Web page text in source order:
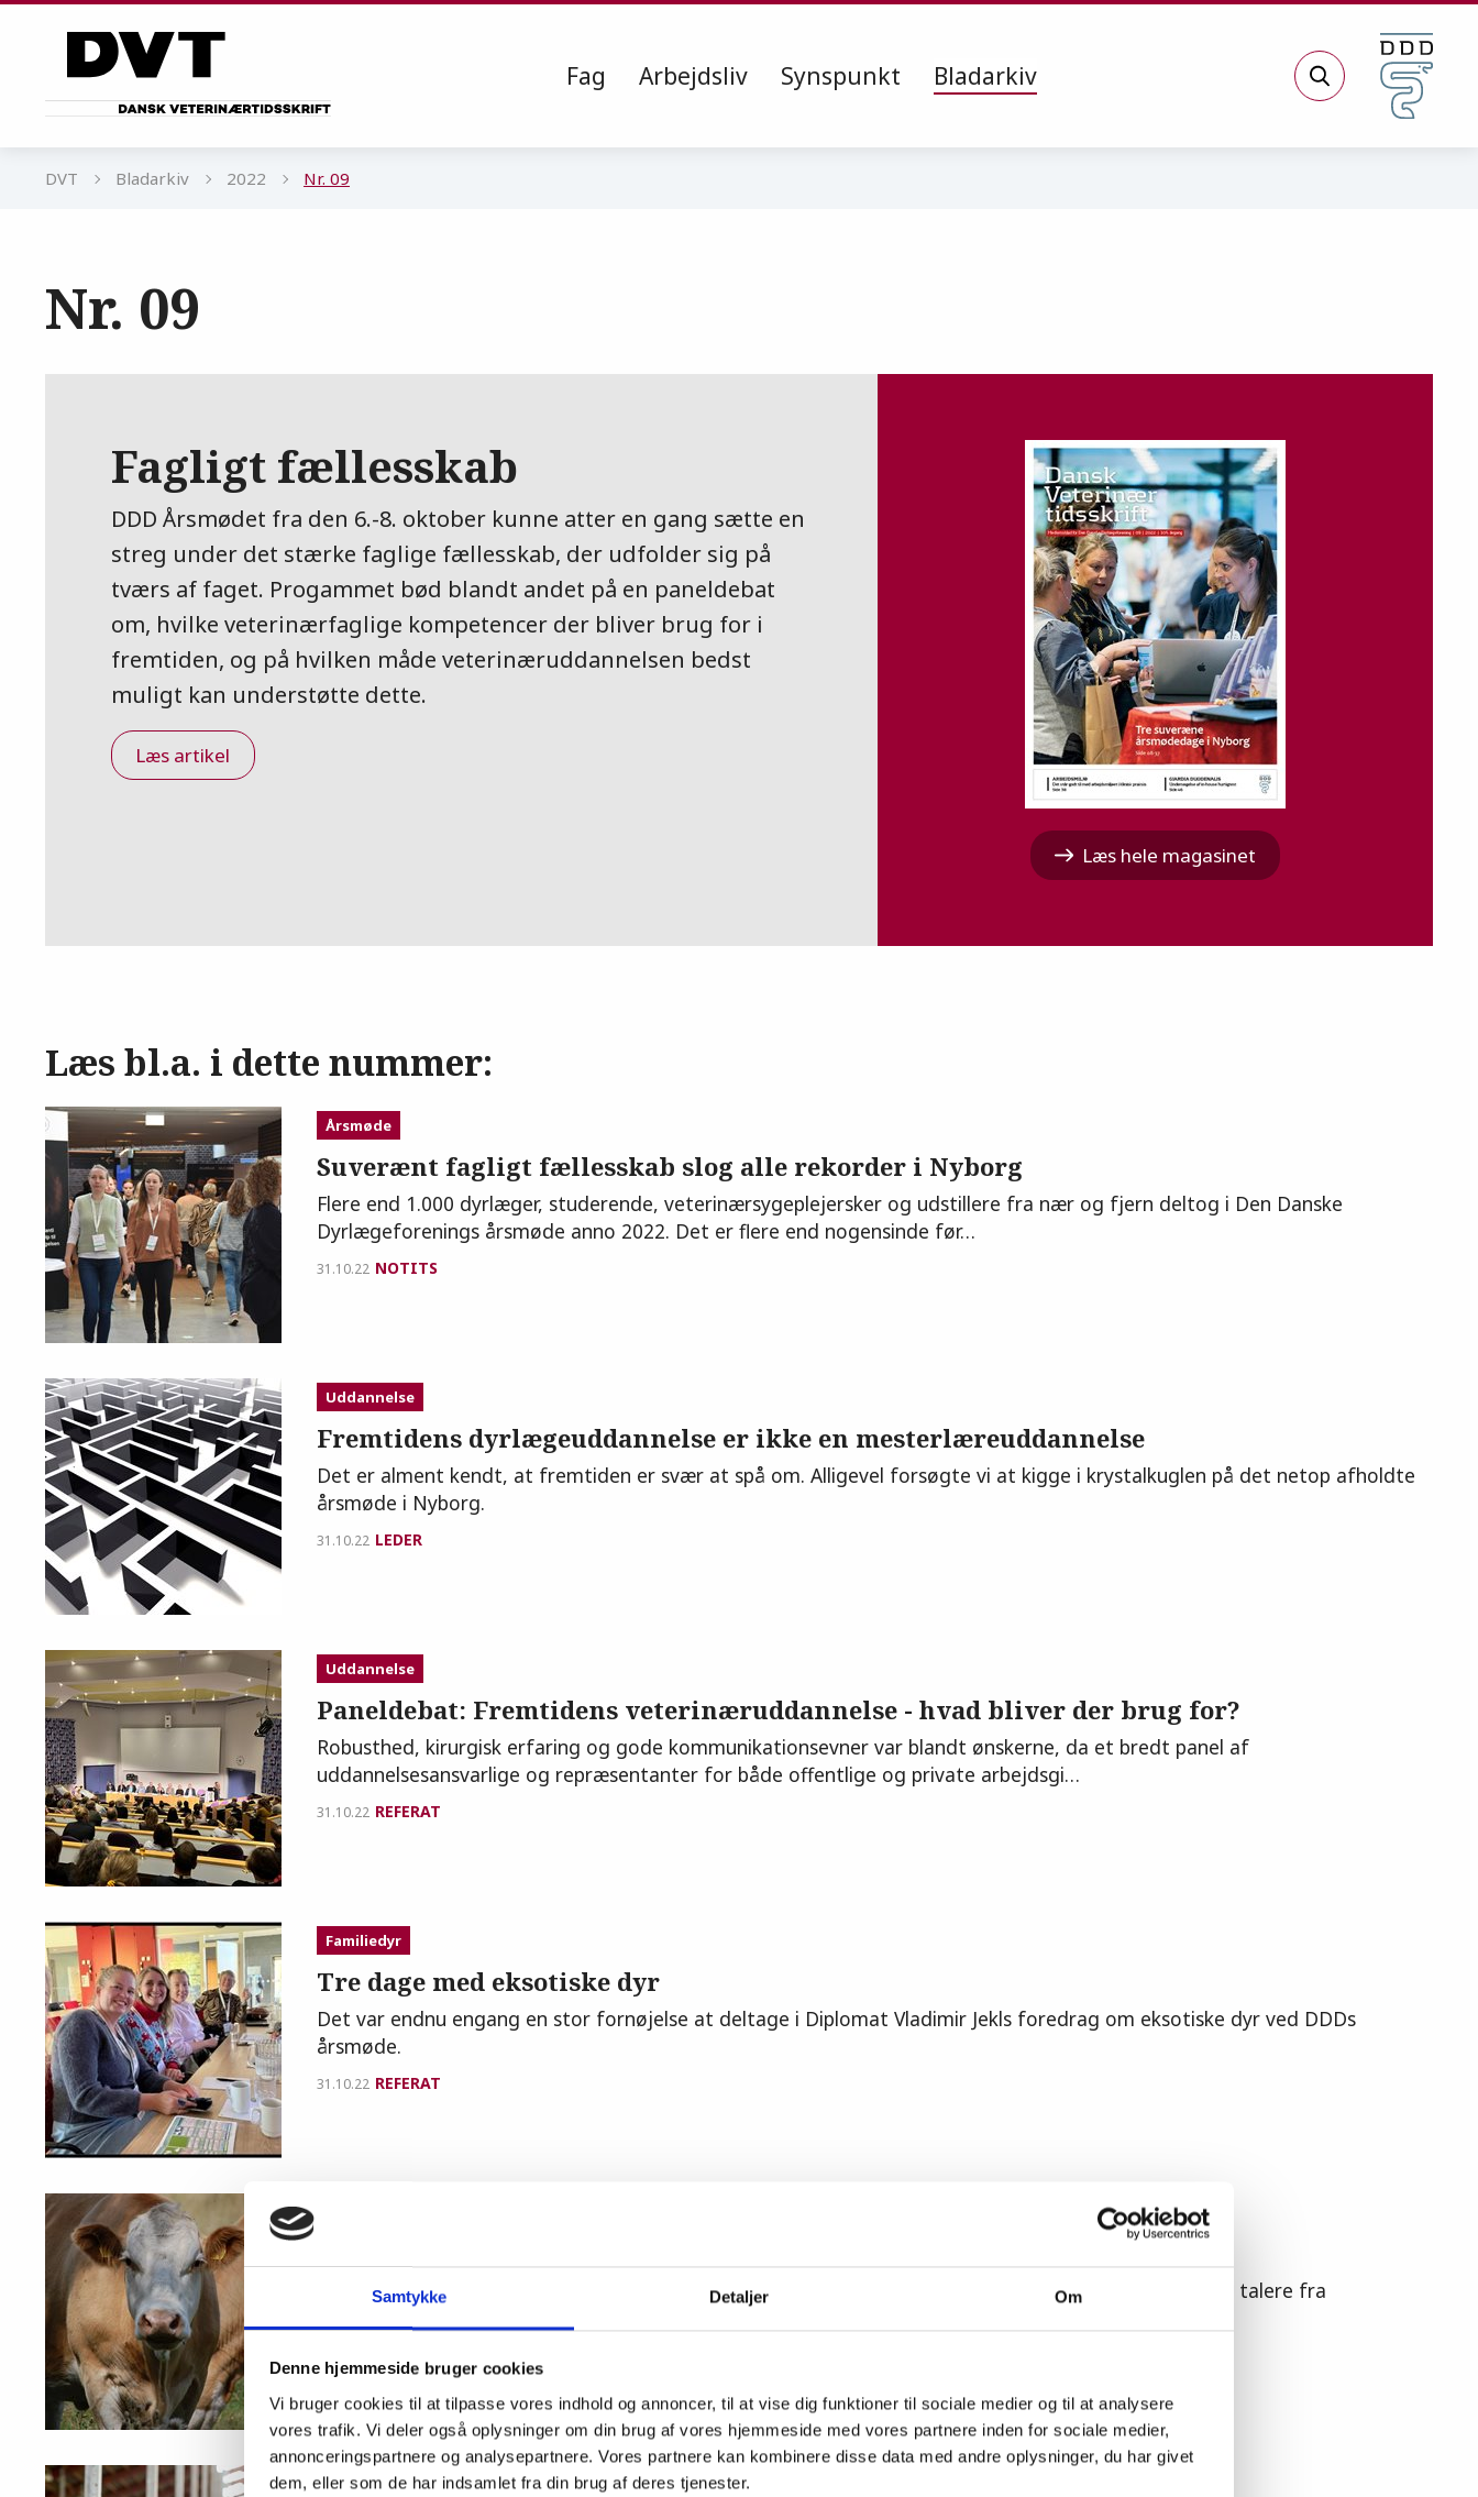
Samtykke Detaljer Om
Denne hjemmeside bruger cookies
Vi bruger cookies til at tilpasse vores indhold og annoncer, til at vise dig funktioner til sociale medier og til at analysere
vores trafik. Vi deler også oplysninger om din brug af vores hjemmeside med vores partnere inden for sociale medier,
annonceringspartnere og analysepartnere. Vores partnere kan kombinere disse data med andre oplysninger, du har givet
dem, eller som de har indsamlet fra din brug af deres tjenester.
Fag Arbejdsliv Synspunkt Bladarkiv Søg
DVT Bladarkiv 2022 Nr. 09
Nr. 09
Fagligt fællesskab
DDD Årsmødet fra den 6.-8. oktober kunne atter en gang sætte en
streg under det stærke faglige fællesskab, der udfolder sig på
tværs af faget. Progammet bød blandt andet på en paneldebat
om, hvilke veterinærfaglige kompetencer der bliver brug for i
fremtiden, og på hvilken måde veterinæruddannelsen bedst
muligt kan understøtte dette.
Læs artikel
Læs hele magasinet
Læs bl.a. i dette nummer:
Årsmøde
Suverænt fagligt fællesskab slog alle rekorder i Nyborg
Flere end 1.000 dyrlæger, studerende, veterinærsygeplejersker og udstillere fra nær og fjern deltog i Den Danske
Dyrlægeforenings årsmøde anno 2022. Det er flere end nogensinde før…
31.10.22 NOTITS
Uddannelse
Fremtidens dyrlægeuddannelse er ikke en mesterlæreuddannelse
Det er alment kendt, at fremtiden er svær at spå om. Alligevel forsøgte vi at kigge i krystalkuglen på det netop afholdte
årsmøde i Nyborg.
31.10.22 LEDER
Uddannelse
Paneldebat: Fremtidens veterinæruddannelse - hvad bliver der brug for?
Robusthed, kirurgisk erfaring og gode kommunikationsevner var blandt ønskerne, da et bredt panel af
uddannelsesansvarlige og repræsentanter for både offentlige og private arbejdsgi…
31.10.22 REFERAT
Familiedyr
Tre dage med eksotiske dyr
Det var endnu engang en stor fornøjelse at deltage i Diplomat Vladimir Jekls foredrag om eksotiske dyr ved DDDs
årsmøde.
31.10.22 REFERAT
Hvordan ser fremtidens grønne husdyrproduktion ud? Under temaet »bæredygtigt husdyrhold« kom talere fra
Kvæg